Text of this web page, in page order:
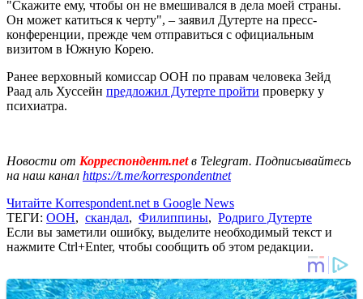
"Скажите ему, чтобы он не вмешивался в дела моей страны.
Он может катиться к черту", – заявил Дутерте на пресс-
конференции, прежде чем отправиться с официальным
визитом в Южную Корею.
Ранее верховный комиссар ООН по правам человека Зейд
Раад аль Хуссейн предложил Дутерте пройти проверку у
психиатра.
Новости от Корреспондент.netв Telegram. Подписывайтесь
на наш канал https://t.me/korrespondentnet
Читайте Korrespondent.net в Google News
ТЕГИ: ООН, скандал, Филиппины, Родриго Дутерте
Если вы заметили ошибку, выделите необходимый текст и
нажмите Ctrl+Enter, чтобы сообщить об этом редакции.